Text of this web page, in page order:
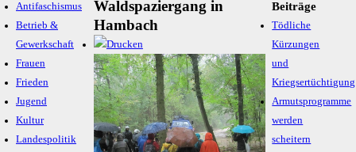
Antifaschismus
Betrieb &
Gewerkschaft
Frauen
Frieden
Jugend
Kultur
Landespolitik
Waldspaziergang in
Hambach
Beiträge
Tödliche
Kürzungen
und
Kriegsertüchtigung
Armutsprogramme
werden
scheitern